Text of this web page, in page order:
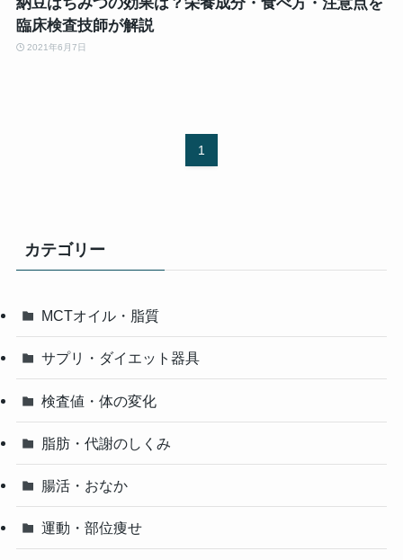
臨床検査技師が解説
2021年6月7日
1
カテゴリー
MCTオイル・脂質
サプリ・ダイエット器具
検査値・体の変化
脂肪・代謝のしくみ
腸活・おなか
運動・部位痩せ